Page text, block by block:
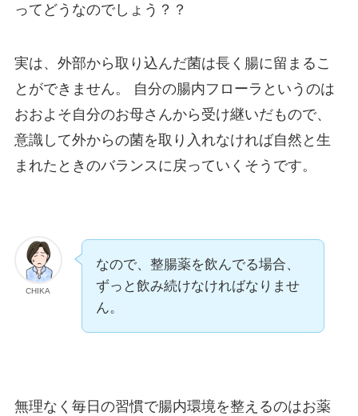
ってどうなのでしょう？？
実は、外部から取り込んだ菌は長く腸に留まるこ
とができません。 自分の腸内フローラというのは
おおよそ自分のお母さんから受け継いだもので、
意識して外からの菌を取り入れなければ自然と生
まれたときのバランスに戻っていくそうです。
CHIKA
なので、整腸薬を飲んでる場合、
ずっと飲み続けなければなりませ
ん。
無理なく毎日の習慣で腸内環境を整えるのはお薬